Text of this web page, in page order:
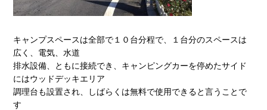
キャンプスペースは全部で１０台分程で、１台分のスペースは
広く、電気、水道
排水設備、ともに接続でき、キャンピングカーを停めたサイド
にはウッドデッキエリア
調理台も設置され、しばらくは無料で使用できると言うことで
す